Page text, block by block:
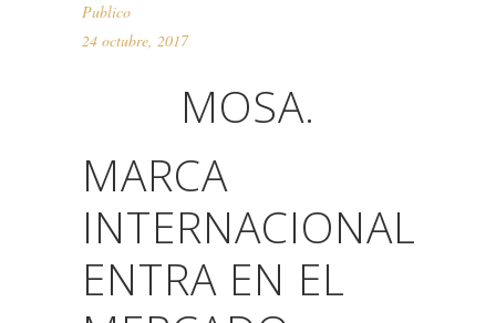
Publico
24 octubre, 2017
MOSA.
MARCA
INTERNACIONAL
ENTRA EN EL